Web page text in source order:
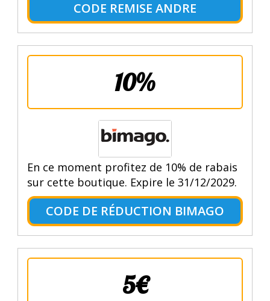
CODE REMISE ANDRE
10%
En ce moment profitez de 10% de rabais
sur cette boutique. Expire le 31/12/2029.
CODE DE RÉDUCTION BIMAGO
5€